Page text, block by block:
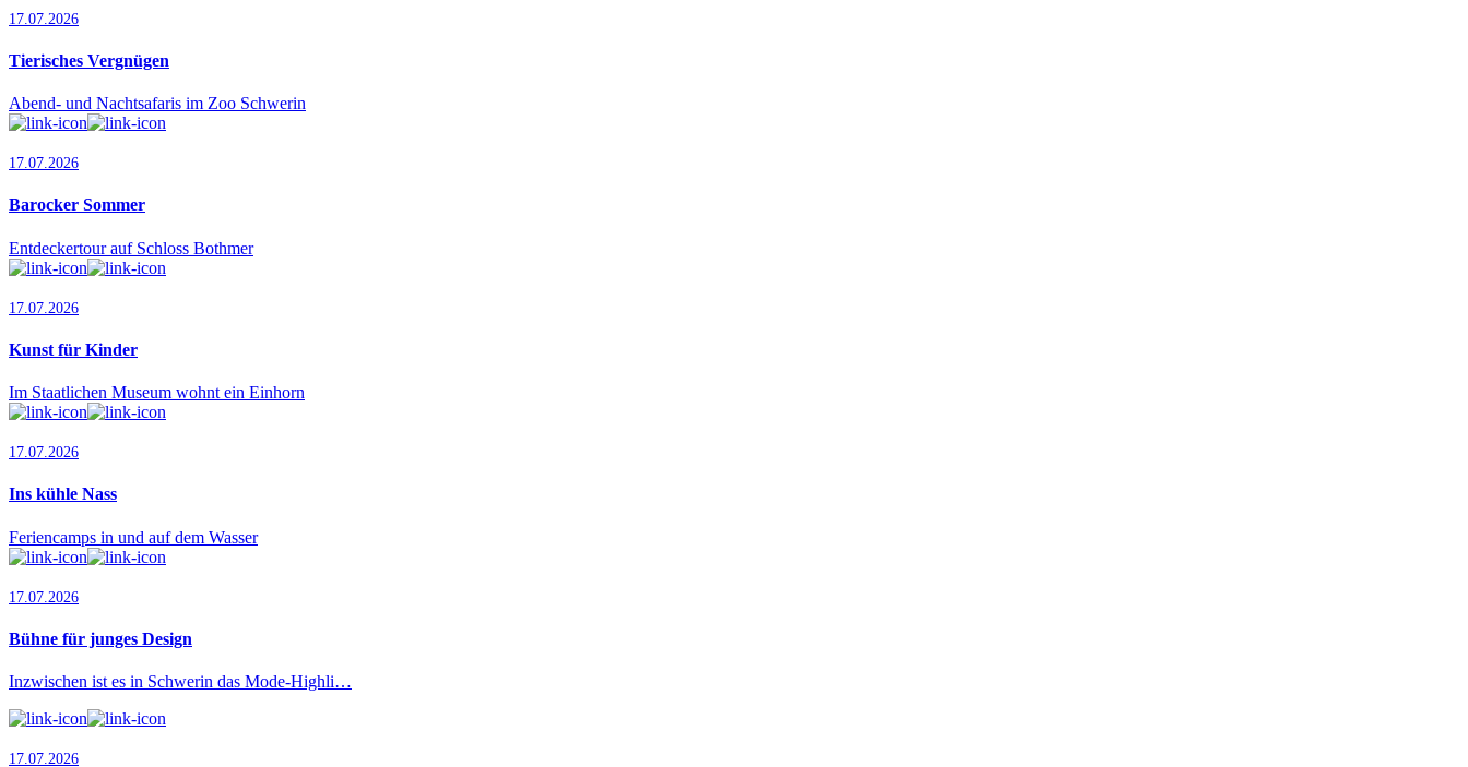
17.07.2026
Tierisches Vergnügen
Abend- und Nachtsafaris im Zoo Schwerin
17.07.2026
Barocker Sommer
Entdeckertour auf Schloss Bothmer
17.07.2026
Kunst für Kinder
Im Staatlichen Museum wohnt ein Einhorn
17.07.2026
Ins kühle Nass
Feriencamps in und auf dem Wasser
17.07.2026
Bühne für junges Design
Inzwischen ist es in Schwerin das Mode-Highli…
17.07.2026